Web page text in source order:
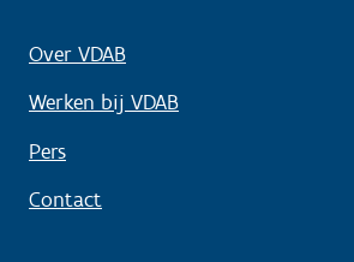
Over VDAB
Werken bij VDAB
Pers
Contact